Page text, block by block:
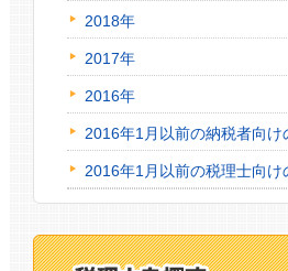
2018年
2017年
2016年
2016年1月以前の納税者向け
2016年1月以前の税理士向け